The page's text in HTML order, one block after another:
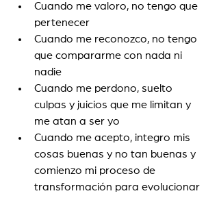
Cuando me valoro, no tengo que
pertenecer
Cuando me reconozco, no tengo
que compararme con nada ni
nadie
Cuando me perdono, suelto
culpas y juicios que me limitan y
me atan a ser yo
Cuando me acepto, integro mis
cosas buenas y no tan buenas y
comienzo mi proceso de
transformación para evolucionar